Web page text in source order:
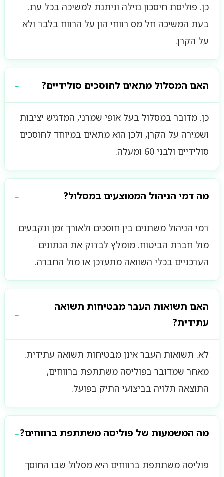
כן. פוליסת חיסכון נזילה וניתנת למשיכה בכל עת.
בעת המשיכה חל מס רווחי הון על הרווח בלבד ולא
על הקרן.
האם המסלול מתאים לחוסכים סולידיים?
כן. מדובר במסלול בעל אופי שמרני, המדגיש יציבות
ושמירה על הקרן, ולכן הוא מתאים במיוחד לחוסכים
סולידיים ולבני 60 ומעלה.
מה דמי הניהול הממוצעים במסלול?
דמי הניהול משתנים בין חוסכים ולאורך זמן ונקבעים
מול חברת הביטוח. מומלץ לבדוק את הנתונים
העדכניים בכלי השוואה מתעדכן או מול החברה.
האם תשואות העבר מבטיחות תשואה
עתידית?
לא. תשואות העבר אינן מבטיחות תשואה עתידית.
מאחר שמדובר בפוליסה משתתפת ברווחים,
התוצאה תלויה בביצועי התיק בפועל.
מה המשמעות של פוליסה משתתפת ברווחים?
פוליסה משתתפת ברווחים היא מסלול שבו החוסך